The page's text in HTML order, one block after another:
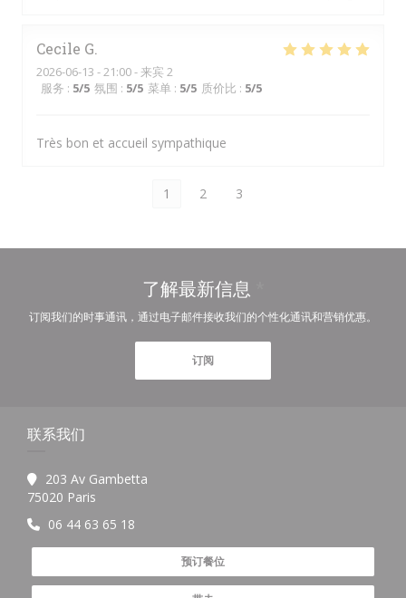
Cecile G
2026-06-13 - 21:00 - 来宾 2
服务 : 5/5 氛围 : 5/5 菜单 : 5/5 质价比 : 5/5
Très bon et accueil sympathique
1 2 3
了解最新信息
订阅我们的时事通讯，通过电子邮件接收我们的个性化通讯和营销优惠。
订阅
联系我们
203 Av Gambetta
75020 Paris
06 44 63 65 18
预订餐位